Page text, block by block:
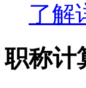
了解
职称计